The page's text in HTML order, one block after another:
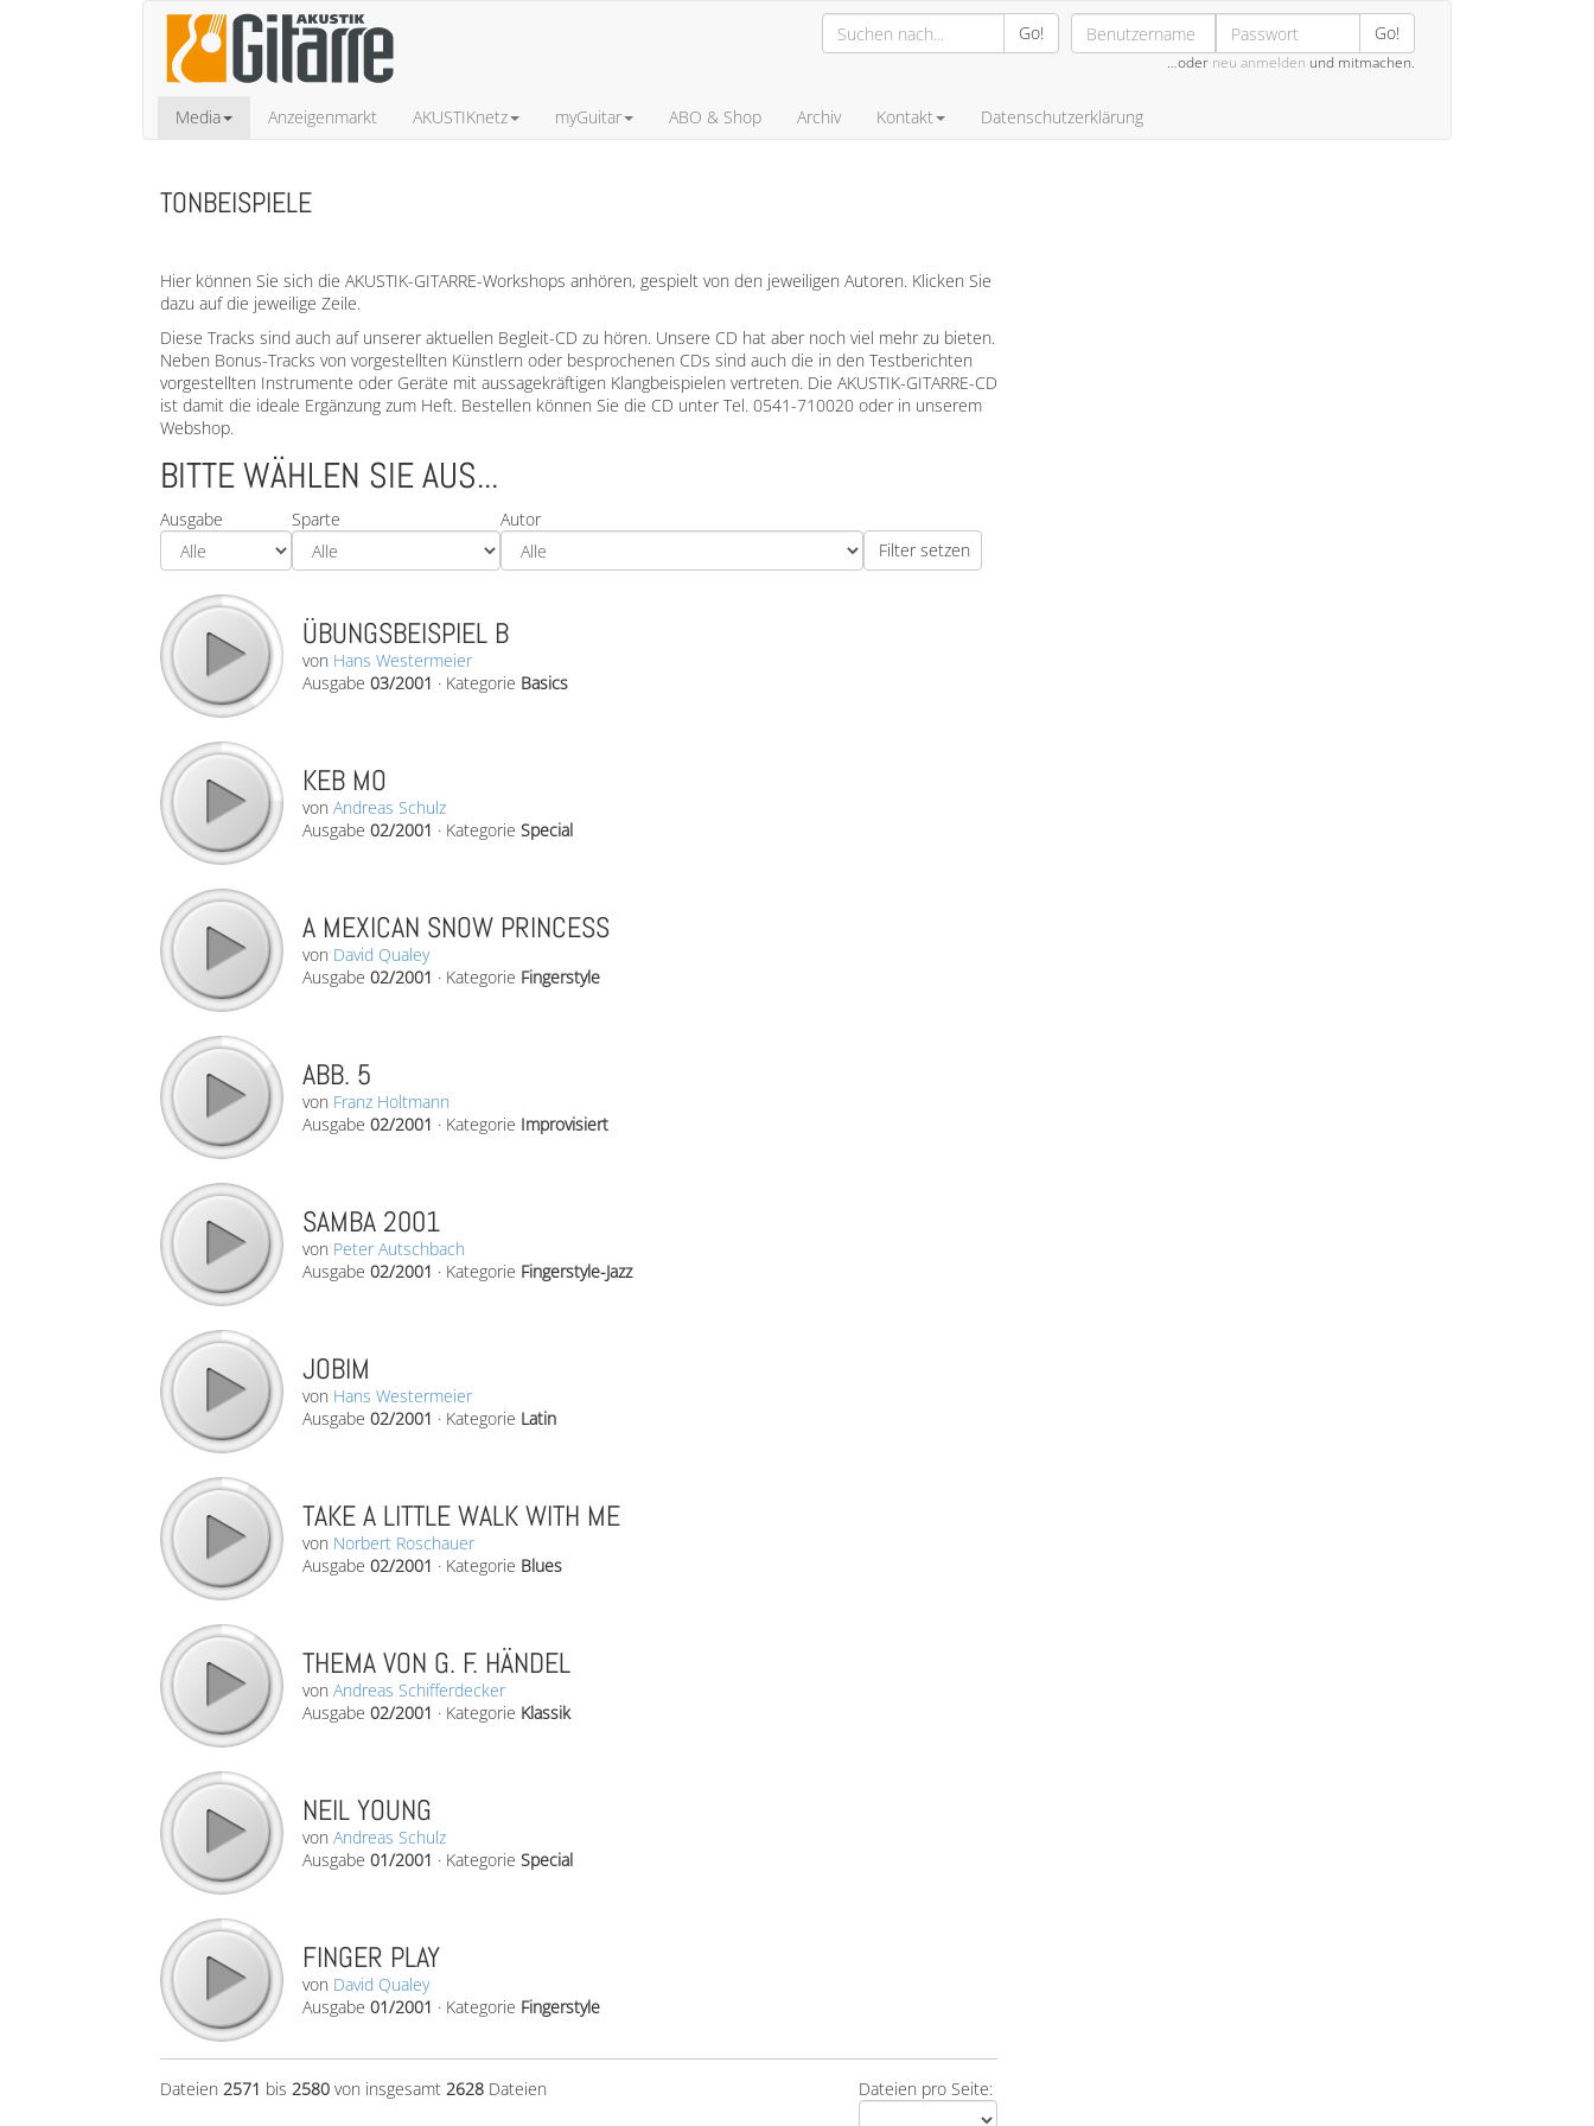
Go! Go!
…oder neu anmelden und mitmachen.
Media Anzeigenmarkt AKUSTIKnetz myGuitar ABO & Shop Archiv Kontakt Datenschutzerklärung
TONBEISPIELE
Hier können Sie sich die AKUSTIK-GITARRE-Workshops anhören, gespielt von den jeweiligen Autoren. Klicken Sie
dazu auf die jeweilige Zeile.
Diese Tracks sind auch auf unserer aktuellen Begleit-CD zu hören. Unsere CD hat aber noch viel mehr zu bieten.
Neben Bonus-Tracks von vorgestellten Künstlern oder besprochenen CDs sind auch die in den Testberichten
vorgestellten Instrumente oder Geräte mit aussagekräftigen Klangbeispielen vertreten. Die AKUSTIK-GITARRE-CD
ist damit die ideale Ergänzung zum Heft. Bestellen können Sie die CD unter Tel. 0541-710020 oder in unserem
Webshop.
BITTE WÄHLEN SIE AUS...
Ausgabe Sparte Autor
ÜBUNGSBEISPIEL B
von Hans Westermeier
Ausgabe 03/2001 · Kategorie Basics
KEB MO
von Andreas Schulz
Ausgabe 02/2001 · Kategorie Special
A MEXICAN SNOW PRINCESS
von David Qualey
Ausgabe 02/2001 · Kategorie Fingerstyle
ABB. 5
von Franz Holtmann
Ausgabe 02/2001 · Kategorie Improvisiert
SAMBA 2001
von Peter Autschbach
Ausgabe 02/2001 · Kategorie Fingerstyle-Jazz
JOBIM
von Hans Westermeier
Ausgabe 02/2001 · Kategorie Latin
TAKE A LITTLE WALK WITH ME
von Norbert Roschauer
Ausgabe 02/2001 · Kategorie Blues
THEMA VON G. F. HÄNDEL
von Andreas Schifferdecker
Ausgabe 02/2001 · Kategorie Klassik
NEIL YOUNG
von Andreas Schulz
Ausgabe 01/2001 · Kategorie Special
FINGER PLAY
von David Qualey
Ausgabe 01/2001 · Kategorie Fingerstyle
Dateien pro Seite:
Dateien 2571 bis 2580 von insgesamt 2628 Dateien